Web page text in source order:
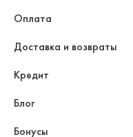
Оплата
Доставка и возвраты
Кредит
Блог
Бонусы